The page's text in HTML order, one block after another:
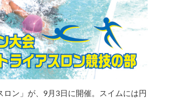
ン」が、9月3日に開催。スイムには円